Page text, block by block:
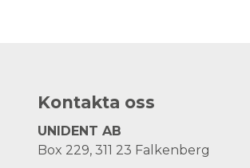
Kontakta oss
UNIDENT AB
Box 229, 311 23 Falkenberg